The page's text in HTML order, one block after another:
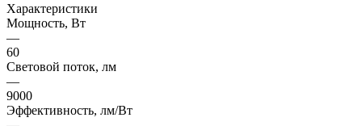
Характеристики
Мощность, Вт
—
60
Световой поток, лм
—
9000
Эффективность, лм/Вт